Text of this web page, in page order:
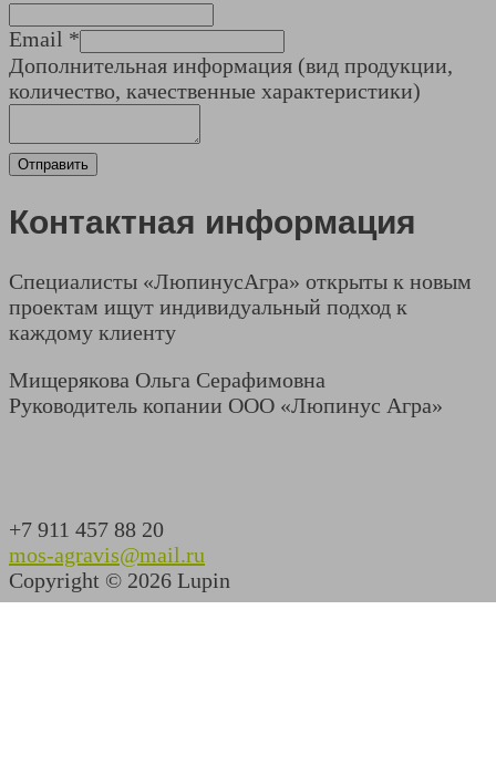
Email *
Дополнительная информация (вид продукции,
количество, качественные характеристики)
Отправить
Контактная информация
Специалисты «ЛюпинусАгра» открыты к новым
проектам ищут индивидуальный подход к
каждому клиенту
Мищерякова Ольга Серафимовна
Руководитель копании ООО «Люпинус Агра»
+7 911 457 88 20
mos-agravis@mail.ru
Copyright © 2026 Lupin